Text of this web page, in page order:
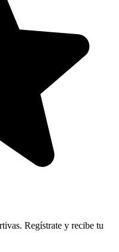
Regístrate y recibe tu